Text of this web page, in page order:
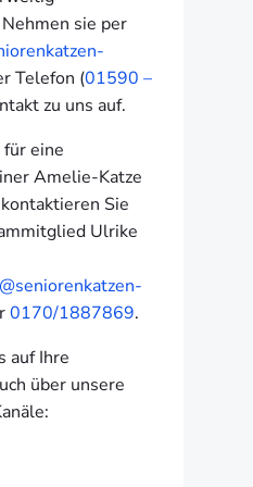
Nehmen sie per
Telefon (01590 –
zu uns auf.
eine
Amelie-Katze
Sie
Ulrike
0170/1887869.
auf Ihre
über unsere